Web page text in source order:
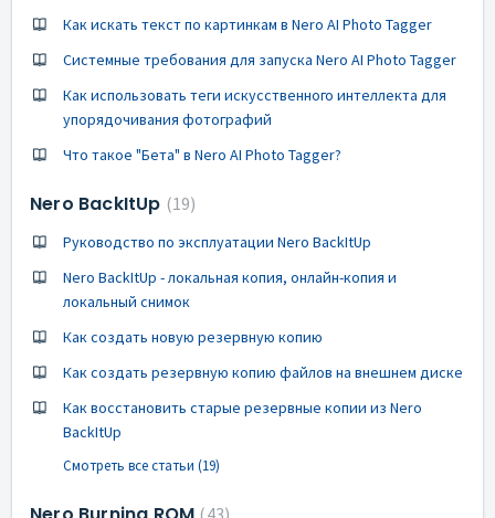
Как искать текст по картинкам в Nero AI Photo Tagger
Системные требования для запуска Nero AI Photo Tagger
Как использовать теги искусственного интеллекта для
упорядочивания фотографий
Что такое "Бета" в Nero AI Photo Tagger?
Nero BackItUp 19
Руководство по эксплуатации Nero BackItUp
Nero BackItUp - локальная копия, онлайн-копия и
локальный снимок
Как создать новую резервную копию
Как создать резервную копию файлов на внешнем диске
Как восстановить старые резервные копии из Nero
BackItUp
Смотреть все статьи (19)
43